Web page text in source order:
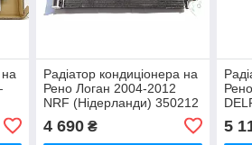
Радіатор кондиціонера на
Рено Логан 2004-2012
NRF (Нідерланди) 350212
4 690₴ 5